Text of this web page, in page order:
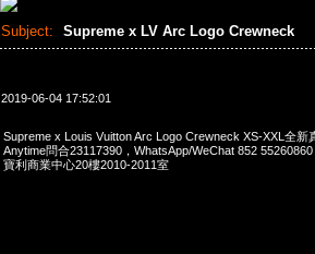
Subject: Supreme x LV Arc Logo Crewneck
2019-06-04 17:52:01
Supreme x Louis Vuitton Arc Logo Crewneck XS-XXL全新
Anytime問合23117390，WhatsApp/WeChat 852
寶利商業中心20樓2010-2011室